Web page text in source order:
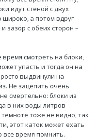
идут стеной с двух
широко, а потом вдруг
зазор с обеих сторон –
смотреть на блоки,
упасть и тогда он на
выдвинули на
Не зацепить очень
смертельно: блоки из
в них воды литров
тоже не видно, так
этот каток может ехать
все время помнить.